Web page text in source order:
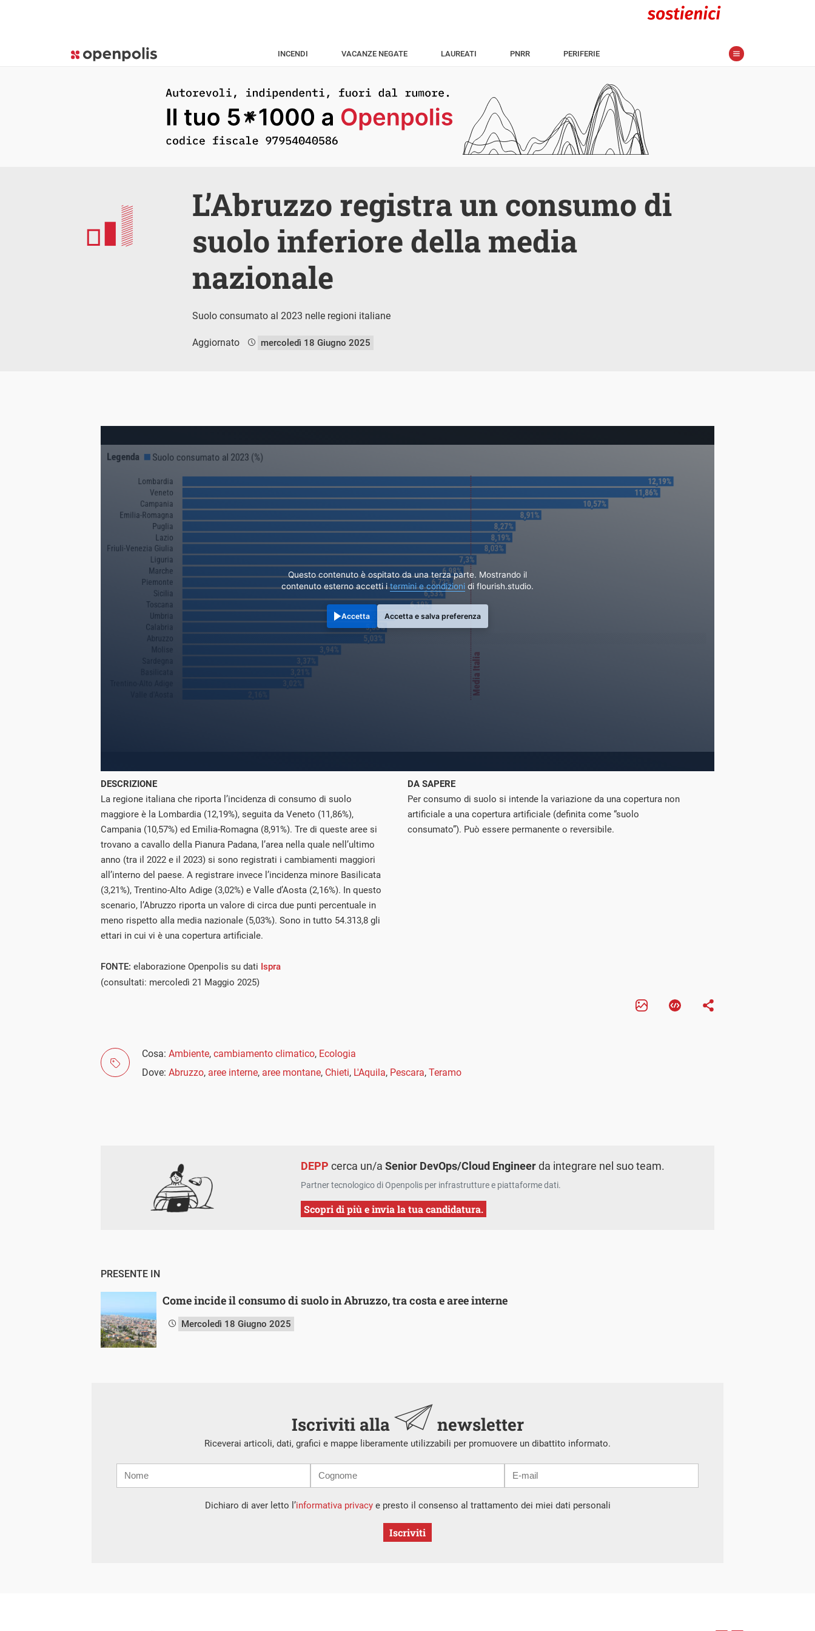
INCENDI VACANZE NEGATE LAUREATI PNRR PERIFERIE
L’Abruzzo registra un consumo di
suolo inferiore della media
nazionale
Suolo consumato al 2023 nelle regioni italiane
Aggiornato mercoledì 18 Giugno 2025
Questo contenuto è ospitato da una terza parte. Mostrando il
contenuto esterno accetti itermini e condizioni di flourish.studio.
Accetta Accetta e salva preferenza
DESCRIZIONE
La regione italiana che riporta l’incidenza di consumo di suolo
maggiore è la Lombardia (12,19%), seguita da Veneto (11,86%),
Campania (10,57%) ed Emilia-Romagna (8,91%). Tre di queste aree si
trovano a cavallo della Pianura Padana, l’area nella quale nell’ultimo
anno (tra il 2022 e il 2023) si sono registrati i cambiamenti maggiori
all’interno del paese. A registrare invece l’incidenza minore Basilicata
(3,21%), Trentino-Alto Adige (3,02%) e Valle d’Aosta (2,16%). In questo
scenario, l’Abruzzo riporta un valore di circa due punti percentuale in
meno rispetto alla media nazionale (5,03%). Sono in tutto 54.313,8 gli
ettari in cui vi è una copertura artificiale.
DA SAPERE
Per consumo di suolo si intende la variazione da una copertura non
artificiale a una copertura artificiale (definita come “suolo
consumato”). Può essere permanente o reversibile.
FONTE: elaborazione Openpolis su dati Ispra
(consultati: mercoledì 21 Maggio 2025)
Cosa: Ambiente, cambiamento climatico, Ecologia
Dove: Abruzzo, aree interne, aree montane, Chieti, L'Aquila, Pescara, Teramo
DEPP cerca un/aSenior DevOps/Cloud Engineerda integrare nel suo team.
Partner tecnologico di Openpolis per infrastrutture e piattaforme dati.
Scopri di più e invia la tua candidatura.
PRESENTE IN
Come incide il consumo di suolo in Abruzzo, tra costa e aree interne
Mercoledì 18 Giugno 2025
Iscriviti alla newsletter
Riceverai articoli, dati, grafici e mappe liberamente utilizzabili per promuovere un dibattito informato.
mail
Dichiaro di aver letto l’informativa privacye presto il consenso al trattamento dei miei dati personali
Iscriviti